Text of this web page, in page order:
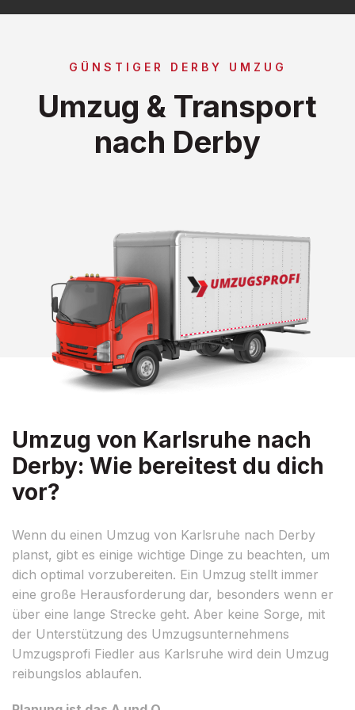
GÜNSTIGER DERBY UMZUG
Umzug & Transport
nach Derby
Umzug von Karlsruhe nach
Derby: Wie bereitest du dich
vor?
Wenn du einen Umzug von Karlsruhe nach Derby
planst, gibt es einige wichtige Dinge zu beachten, um
dich optimal vorzubereiten. Ein Umzug stellt immer
eine große Herausforderung dar, besonders wenn er
über eine lange Strecke geht. Aber keine Sorge, mit
der Unterstützung des Umzugsunternehmens
Umzugsprofi Fiedler aus Karlsruhe wird dein Umzug
reibungslos ablaufen.